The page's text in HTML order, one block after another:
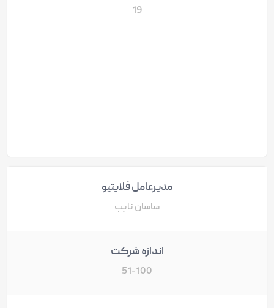
19
مدیرعامل فلایتیو
ساسان نایب
اندازه شرکت
51-100